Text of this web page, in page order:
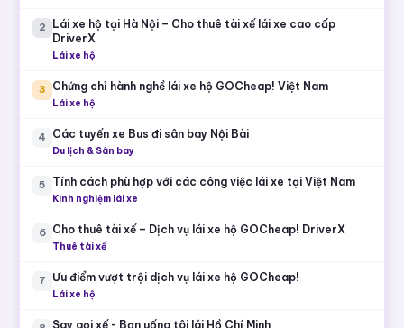
2 Lái xe hộ tại Hà Nội – Cho thuê tài xế lái xe cao cấp
DriverX
Lái xe hộ
3 Chứng chỉ hành nghề lái xe hộ GOCheap! Việt Nam
Lái xe hộ
4 Các tuyến xe Bus đi sân bay Nội Bài
Du lịch & Sân bay
5 Tính cách phù hợp với các công việc lái xe tại Việt Nam
Kinh nghiệm lái xe
6 Cho thuê tài xế – Dịch vụ lái xe hộ GOCheap! DriverX
Thuê tài xế
7 Ưu điểm vượt trội dịch vụ lái xe hộ GOCheap!
Lái xe hộ
Say gọi xế - Bạn uống tôi lái Hồ Chí Minh